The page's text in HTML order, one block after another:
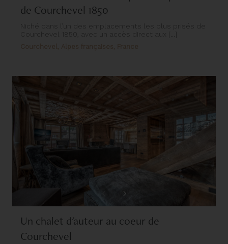
de Courchevel 1850
Niché dans l’un des emplacements les plus prisés de
Courchevel 1850, avec un accès direct aux [...]
Un chalet d'auteur au coeur de
Courchevel